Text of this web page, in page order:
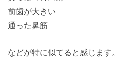
前歯が大きい
通った鼻筋
などが特に似てると感じます。